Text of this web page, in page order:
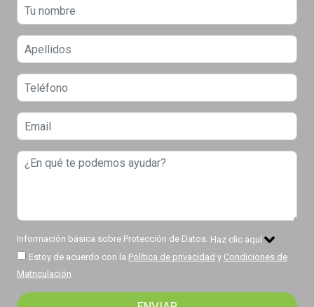
Información básica sobre Protección de Datos. Haz clic aquí
Estoy de acuerdo con la Política de privacidad y Condiciones de
Matriculación